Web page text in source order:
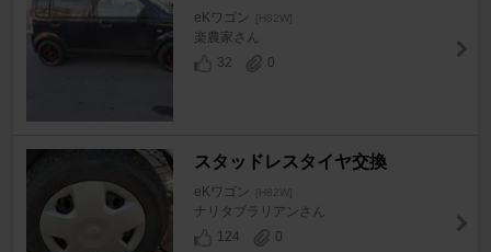
eKワゴン [H82W]
楽農家さん
32
0
スタッドレスタイヤ交換
eKワゴン [H82W]
ナリタブラリアンさん
124
0